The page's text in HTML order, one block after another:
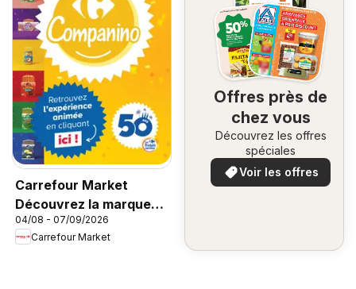
Carrefour Market
Découvrez la marque
carrefour companino
04/08 - 07/09/2026
Carrefour Market
Offres près de
chez vous
Découvrez les offres
spéciales
Voir les offres